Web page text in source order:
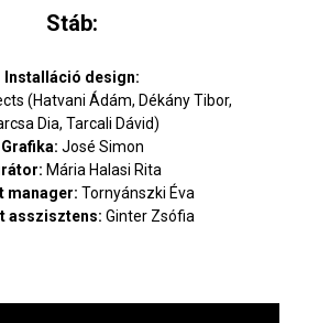
Stáb:
Installáció design:
(Hatvani Ádám, Dékány Tibor,
Dia, Tarcali Dávid)
Grafika: José Simon
Mária Halasi Rita
manager: Tornyánszki Éva
asszisztens: Ginter Zsófia